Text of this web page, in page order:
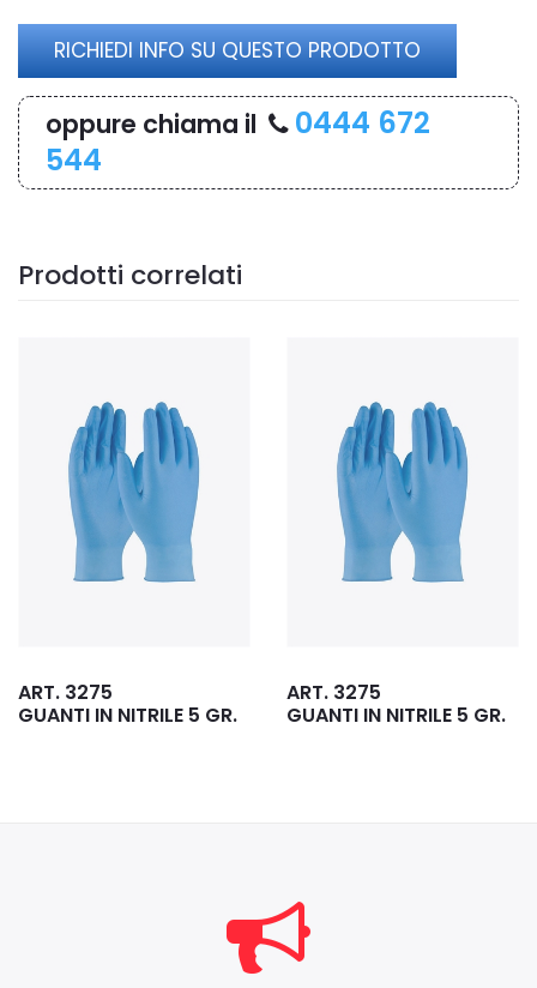
RICHIEDI INFO SU QUESTO PRODOTTO
oppure chiama il
0444 672
544
Prodotti correlati
ART. 3275
GUANTI IN NITRILE 5 GR.
ART. 3275
GUANTI IN NITRILE 5 GR.